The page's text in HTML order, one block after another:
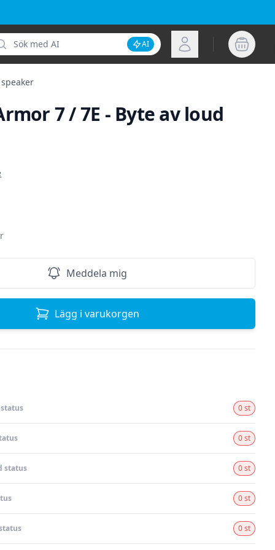
Inaktivera AI-sökning
AI Logga in
7 / 7E - Byte av loud
Meddela mig
Lägg i varukorgen
0 st
0 st
status 0 st
0 st
0 st